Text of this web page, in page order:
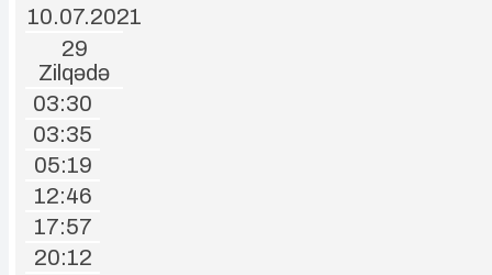
10.07.2021
29
Zilqədə
03:30
03:35
05:19
12:46
17:57
20:12